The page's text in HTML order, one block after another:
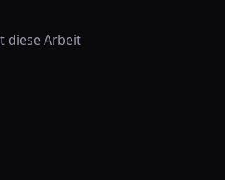
diese Arbeit